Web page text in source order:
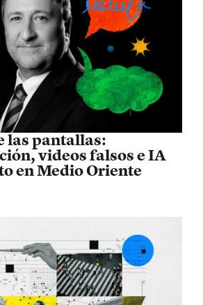
las pantallas:
videos falsos e IA
en Medio Oriente